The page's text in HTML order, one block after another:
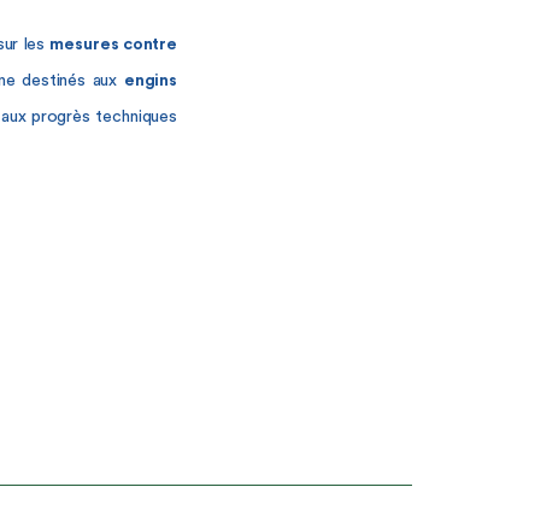
les mesures contre
destinés aux engins
progrès techniques